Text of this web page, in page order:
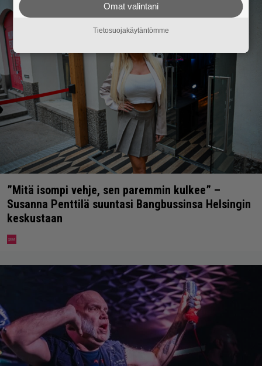
”Mitä isompi vehje, sen paremmin kulkee” –
Susanna Penttilä suuntasi Bangbussinsa Helsingin
keskustaan
Omat valintani
Tietosuojakäytäntömme